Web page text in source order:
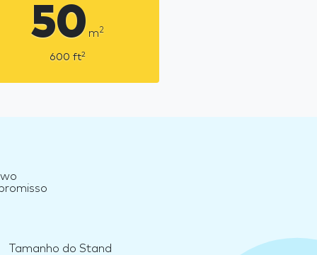
50 m2
600 ft2
Tamanho do Stand